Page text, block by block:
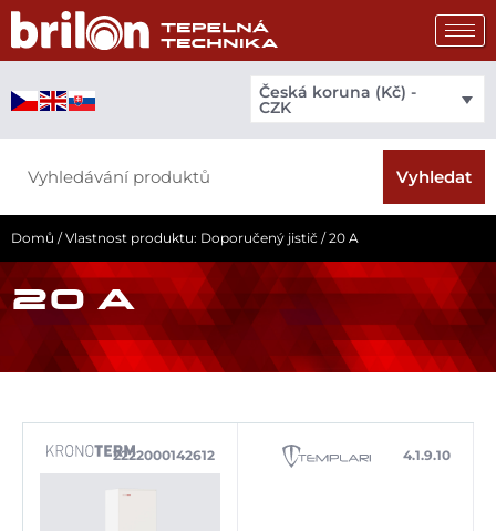
Přeskočit
obsah
Česká koruna (Kč) -
CZK
Vyhledat
Domů / Vlastnost produktu: Doporučený jistič / 20 A
20 A
2222000142612 4.1.9.10